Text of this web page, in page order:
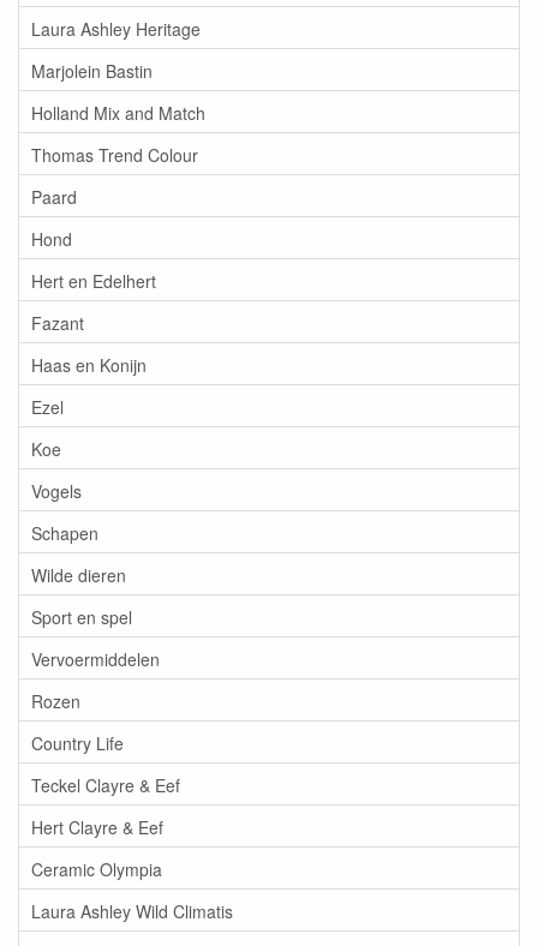
Laura Ashley Heritage
Marjolein Bastin
Holland Mix and Match
Thomas Trend Colour
Paard
Hond
Hert en Edelhert
Fazant
Haas en Konijn
Ezel
Koe
Vogels
Schapen
Wilde dieren
Sport en spel
Vervoermiddelen
Rozen
Country Life
Teckel Clayre & Eef
Hert Clayre & Eef
Ceramic Olympia
Laura Ashley Wild Climatis